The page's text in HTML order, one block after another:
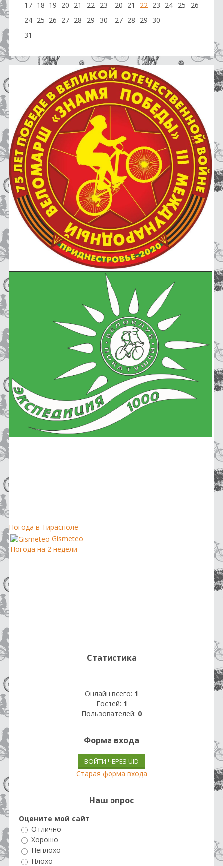
17 18 19 20 21 22 23
24 25 26 27 28 29
30
31
20 21 22 23 24 25
26
27 28 29 30
Погода в Тирасполе
Gismeteo
Погода на 2 недели
Статистика
Онлайн всего: 1
Гостей: 1
Пользователей: 0
Форма входа
ВОЙТИ ЧЕРЕЗ UID
Старая форма входа
Наш опрос
Оцените мой сайт
Отлично
Хорошо
Неплохо
Плохо